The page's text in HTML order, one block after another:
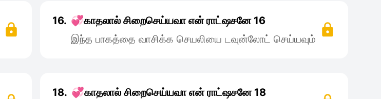
16. 💞காதலால் சிறைசெய்யவா என் ராட்ஷசனே 16
இந்த பாகத்தை வாசிக்க செயலியை டவுன்லோட் செய்யவும்
18. 💞காதலால் சிறைசெய்யவா என் ராட்ஷசனே 18